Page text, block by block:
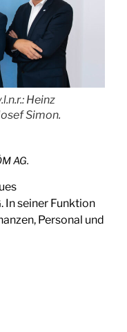
Heinz
Simon.
AG.
In seiner Funktion
Personal und